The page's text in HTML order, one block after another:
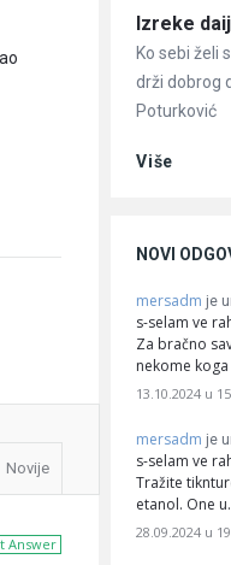
Novije
Answer
Članci
Izreke
Ko sebi želi
drži dobrog
Poturković
Više
NOVI
mersadm je
s-selam ve
Za bračno
nekome
13.10.2024 u
mersadm je
s-selam ve
Tražite
etanol. One
28.09.2024 u